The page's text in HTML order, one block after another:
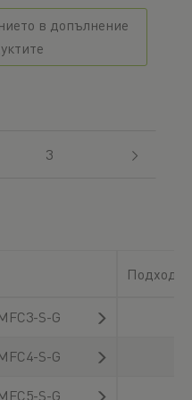
в допълнение
3
S-G
S-G
S-G